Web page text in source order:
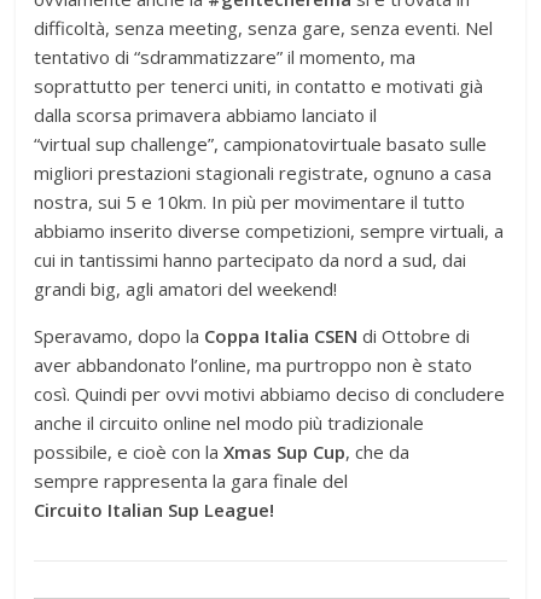
difficoltà, senza meeting, senza gare, senza eventi. Nel
tentativo di “sdrammatizzare” il momento, ma
soprattutto per tenerci uniti, in contatto e motivati già
dalla scorsa primavera abbiamo lanciato il
“virtual sup challenge”, campionatovirtuale basato sulle
migliori prestazioni stagionali registrate, ognuno a casa
nostra, sui 5 e 10km. In più per movimentare il tutto
abbiamo inserito diverse competizioni, sempre virtuali, a
cui in tantissimi hanno partecipato da nord a sud, dai
grandi big, agli amatori del weekend!
Speravamo, dopo la Coppa Italia CSEN di Ottobre di
aver abbandonato l’online, ma purtroppo non è stato
così. Quindi per ovvi motivi abbiamo deciso di concludere
anche il circuito online nel modo più tradizionale
possibile, e cioè con laXmas Sup Cup, che da
sempre rappresenta la gara finale del
Circuito Italian Sup League!